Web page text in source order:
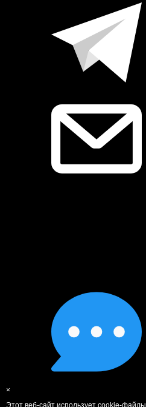
×
Этот веб-сайт использует cookie-файлы.